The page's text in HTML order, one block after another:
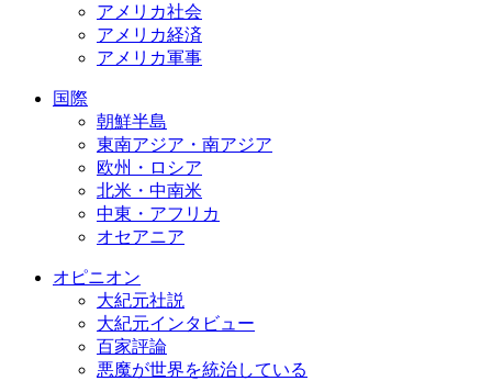
アメリカ社会
アメリカ経済
アメリカ軍事
国際
朝鮮半島
東南アジア・南アジア
欧州・ロシア
北米・中南米
中東・アフリカ
オセアニア
オピニオン
大紀元社説
大紀元インタビュー
百家評論
悪魔が世界を統治している